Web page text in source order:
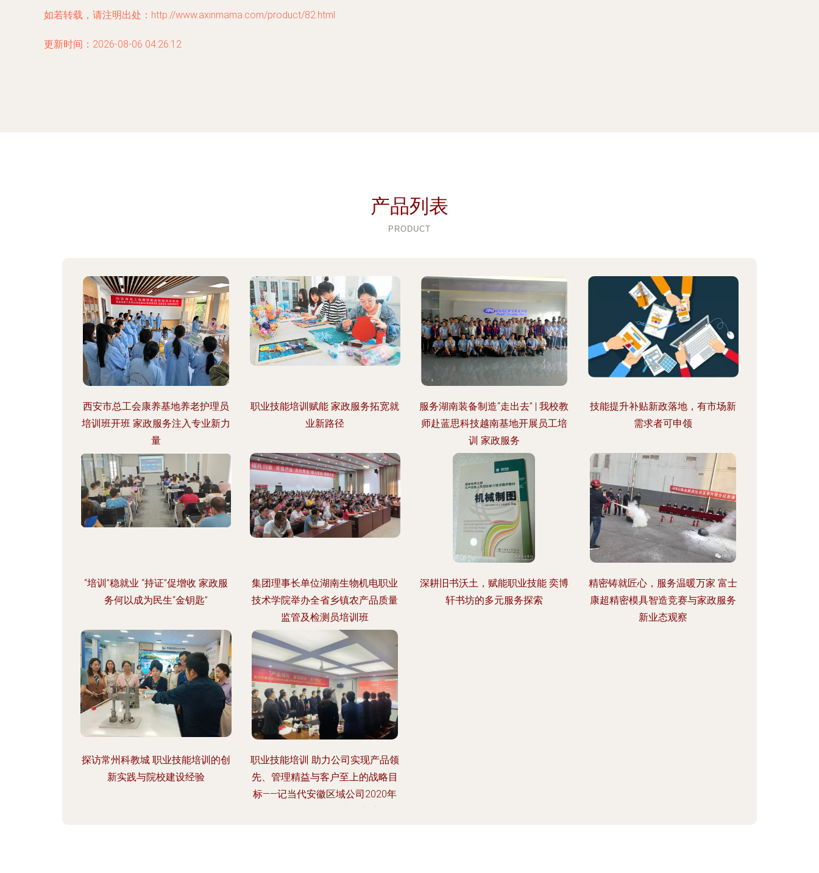
如若转载，请注明出处：http://www.axinmama.com/product/82.html
更新时间：2026-08-06 04:26:12
产品列表
PRODUCT
西安市总工会康养基地养老护理员
培训班开班 家政服务注入专业新力
量
职业技能培训赋能 家政服务拓宽就
业新路径
服务湖南装备制造“走出去” | 我校教
师赴蓝思科技越南基地开展员工培
训 家政服务
技能提升补贴新政落地，有市场新
需求者可申领
“培训”稳就业 “持证”促增收 家政服
务何以成为民生“金钥匙”
集团理事长单位湖南生物机电职业
技术学院举办全省乡镇农产品质量
监管及检测员培训班
深耕旧书沃土，赋能职业技能 奕博
轩书坊的多元服务探索
精密铸就匠心，服务温暖万家 富士
康超精密模具智造竞赛与家政服务
新业态观察
探访常州科教城 职业技能培训的创
新实践与院校建设经验
职业技能培训 助力公司实现产品领
先、管理精益与客户至上的战略目
标——记当代安徽区域公司2020年